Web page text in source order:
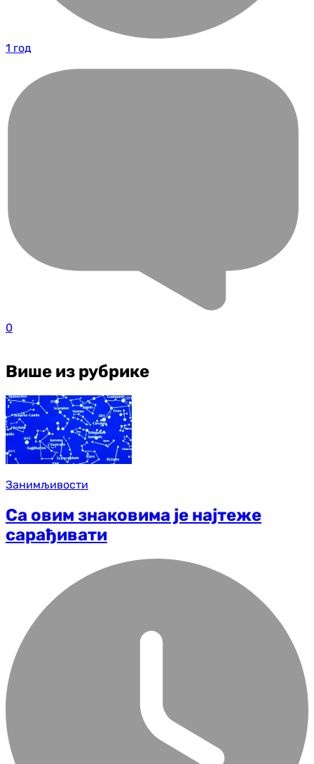
1 год
0
Више из рубрике
Занимљивости
Са овим знаковима је најтеже
сарађивати